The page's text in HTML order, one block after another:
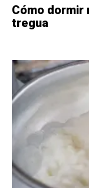
Cómo dormir
tregua